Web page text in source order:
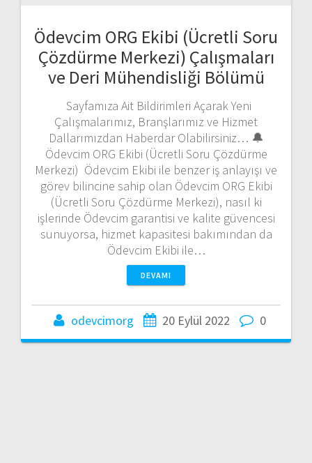
Ödevcim ORG Ekibi (Ücretli Soru
Çözdürme Merkezi) Çalışmaları
ve Deri Mühendisliği Bölümü
Sayfamıza Ait Bildirimleri Açarak Yeni
Çalışmalarımız, Branşlarımız ve Hizmet
Dallarımızdan Haberdar Olabilirsiniz… 🔔
Ödevcim ORG Ekibi (Ücretli Soru Çözdürme
Merkezi) Ödevcim Ekibi ile benzer iş anlayışı ve
görev bilincine sahip olan Ödevcim ORG Ekibi
(Ücretli Soru Çözdürme Merkezi), nasıl ki
işlerinde Ödevcim garantisi ve kalite güvencesi
sunuyorsa, hizmet kapasitesi bakımından da
Ödevcim Ekibi ile…
DEVAMI
odevcimorg 20 Eylül 2022 0